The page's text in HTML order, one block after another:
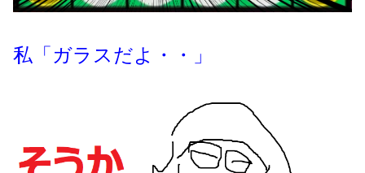
私「ガラスだよ・・」